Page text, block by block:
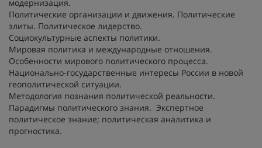
модернизация.
Политические организации и движения. Политические
элиты. Политическое лидерство.
Социокультурные аспекты политики.
Мировая политика и международные отношения.
Особенности мирового политического процесса.
Национально-государственные интересы России в новой
геополитической ситуации.
Методология познания политической реальности.
Парадигмы политического знания. Экспертное
политическое знание; политическая аналитика и
прогностика.